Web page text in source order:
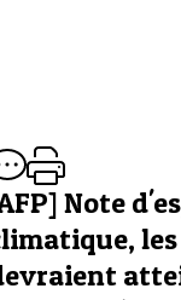
Note
les